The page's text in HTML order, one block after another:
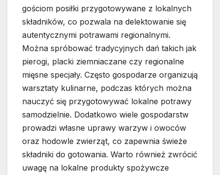
gościom posiłki przygotowywane z lokalnych
składników, co pozwala na delektowanie się
autentycznymi potrawami regionalnymi.
Można spróbować tradycyjnych dań takich jak
pierogi, placki ziemniaczane czy regionalne
mięsne specjały. Często gospodarze organizują
warsztaty kulinarne, podczas których można
nauczyć się przygotowywać lokalne potrawy
samodzielnie. Dodatkowo wiele gospodarstw
prowadzi własne uprawy warzyw i owoców
oraz hodowle zwierząt, co zapewnia świeże
składniki do gotowania. Warto również zwrócić
uwagę na lokalne produkty spożywcze